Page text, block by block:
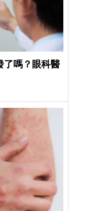
了嗎？眼科醫